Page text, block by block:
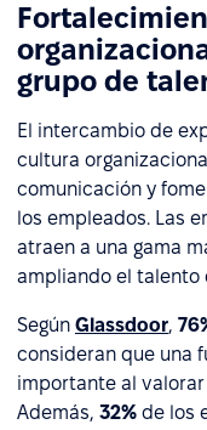
grupo de
El intercambio de
cultura
comunicación y
los empleados. Las
atraen a una gama
ampliando el talento
Según Glassdoor,
consideran que una
importante al
Además, 32% de los